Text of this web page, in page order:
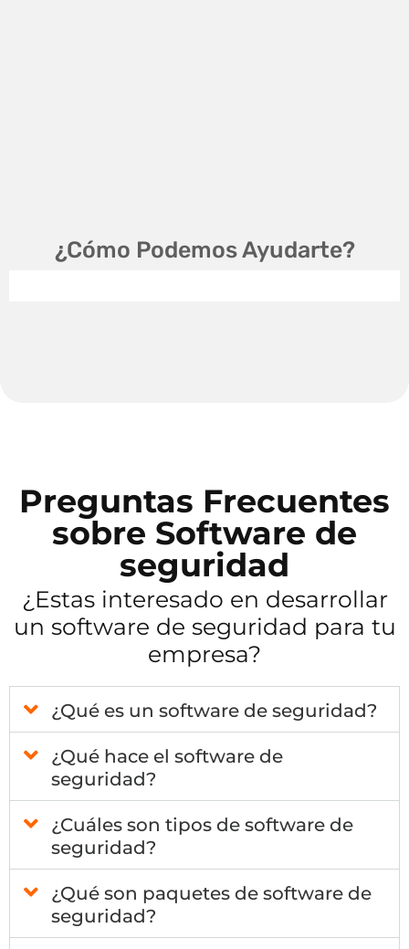
¿Cómo Podemos Ayudarte?
Preguntas Frecuentes
sobre Software de
seguridad
¿Estas interesado en desarrollar
un software de seguridad para tu
empresa?
¿Qué es un software de seguridad?
¿Qué hace el software de
seguridad?
¿Cuáles son tipos de software de
seguridad?
¿Qué son paquetes de software de
seguridad?